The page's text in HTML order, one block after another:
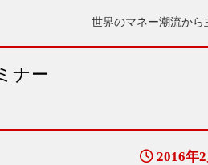
世界のマネー潮流から
ナー
2016年